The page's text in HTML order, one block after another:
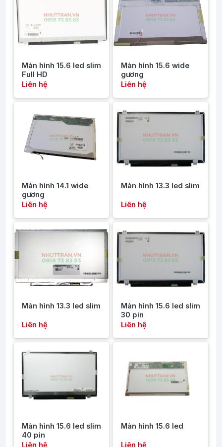
Màn hình 15.6 led slim
Full HD
Liên hệ
Màn hình 15.6 wide
gương
Liên hệ
Màn hình 14.1 wide
gương
Liên hệ
Màn hình 13.3 led slim
Liên hệ
Màn hình 13.3 led slim
Liên hệ
Màn hình 15.6 led slim
30 pin
Liên hệ
Màn hình 15.6 led slim
40 pin
Liên hệ
Màn hình 15.6 led
Liên hệ